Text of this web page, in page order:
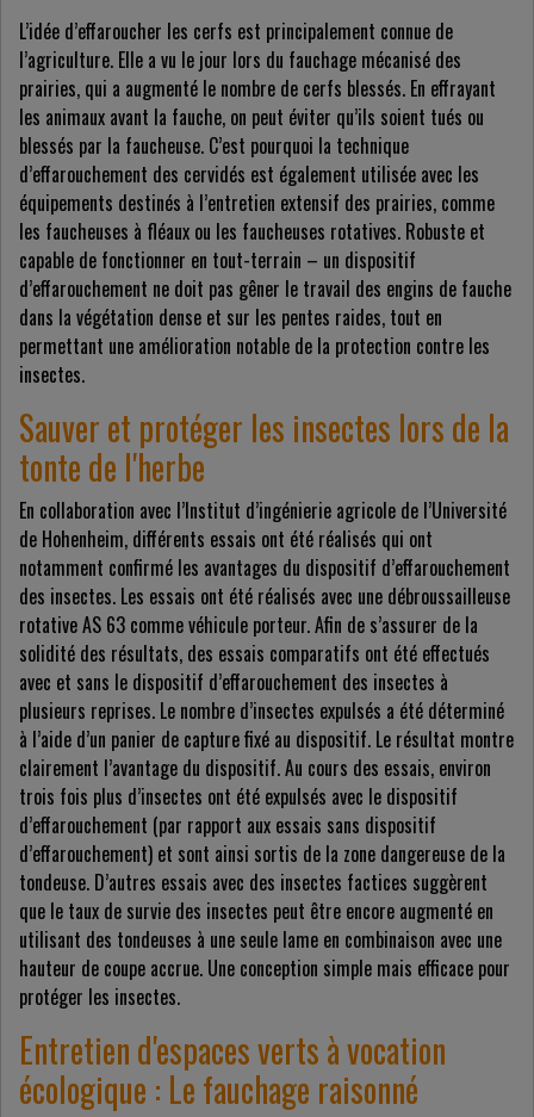
L’idée d’effaroucher les cerfs est principalement connue de
l’agriculture. Elle a vu le jour lors du fauchage mécanisé des
prairies, qui a augmenté le nombre de cerfs blessés. En effrayant
les animaux avant la fauche, on peut éviter qu’ils soient tués ou
blessés par la faucheuse. C’est pourquoi la technique
d’effarouchement des cervidés est également utilisée avec les
équipements destinés à l’entretien extensif des prairies, comme
les faucheuses à fléaux ou les faucheuses rotatives. Robuste et
capable de fonctionner en tout-terrain – un dispositif
d’effarouchement ne doit pas gêner le travail des engins de fauche
dans la végétation dense et sur les pentes raides, tout en
permettant une amélioration notable de la protection contre les
insectes.
Sauver et protéger les insectes lors de la
tonte de l'herbe
En collaboration avec l’Institut d’ingénierie agricole de l’Université
de Hohenheim, différents essais ont été réalisés qui ont
notamment confirmé les avantages du dispositif d’effarouchement
des insectes. Les essais ont été réalisés avec une débroussailleuse
rotative AS 63 comme véhicule porteur. Afin de s’assurer de la
solidité des résultats, des essais comparatifs ont été effectués
avec et sans le dispositif d’effarouchement des insectes à
plusieurs reprises. Le nombre d’insectes expulsés a été déterminé
à l’aide d’un panier de capture fixé au dispositif. Le résultat montre
clairement l’avantage du dispositif. Au cours des essais, environ
trois fois plus d’insectes ont été expulsés avec le dispositif
d’effarouchement (par rapport aux essais sans dispositif
d’effarouchement) et sont ainsi sortis de la zone dangereuse de la
tondeuse. D’autres essais avec des insectes factices suggèrent
que le taux de survie des insectes peut être encore augmenté en
utilisant des tondeuses à une seule lame en combinaison avec une
hauteur de coupe accrue. Une conception simple mais efficace pour
protéger les insectes.
Entretien d'espaces verts à vocation
écologique : Le fauchage raisonné